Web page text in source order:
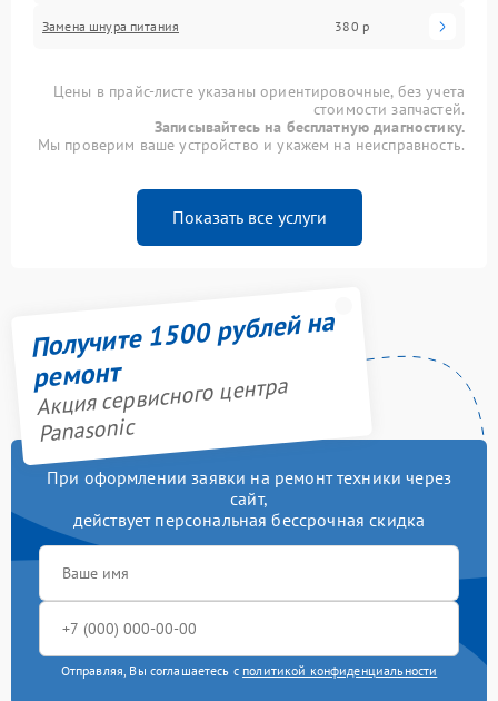
Замена шнура питания 380 р
Цены в прайс-листе указаны ориентировочные, без учета
стоимости запчастей.
Записывайтесь на бесплатную диагностику.
Мы проверим ваше устройство и укажем на неисправность.
Показать все услуги
Получите 1500 рублей на
ремонт
Акция сервисного центра
Panasonic
При оформлении заявки на ремонт техники через
сайт,
действует персональная бессрочная скидка
Отправляя, Вы соглашаетесь с политикой конфиденциальности